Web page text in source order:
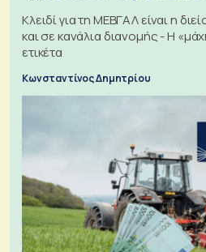
Κλειδί για τη ΜΕΒΓΑΛ είναι η
και σε κανάλια διανομής - Η
ετικέτα
Κωνσταντίνος Δημητρίου